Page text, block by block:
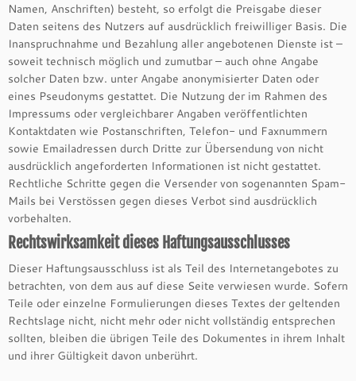
Namen, Anschriften) besteht, so erfolgt die Preisgabe dieser
Daten seitens des Nutzers auf ausdrücklich freiwilliger Basis. Die
Inanspruchnahme und Bezahlung aller angebotenen Dienste ist –
soweit technisch möglich und zumutbar – auch ohne Angabe
solcher Daten bzw. unter Angabe anonymisierter Daten oder
eines Pseudonyms gestattet. Die Nutzung der im Rahmen des
Impressums oder vergleichbarer Angaben veröffentlichten
Kontaktdaten wie Postanschriften, Telefon- und Faxnummern
sowie Emailadressen durch Dritte zur Übersendung von nicht
ausdrücklich angeforderten Informationen ist nicht gestattet.
Rechtliche Schritte gegen die Versender von sogenannten Spam-
Mails bei Verstössen gegen dieses Verbot sind ausdrücklich
vorbehalten.
Rechtswirksamkeit dieses Haftungsausschlusses
Dieser Haftungsausschluss ist als Teil des Internetangebotes zu
betrachten, von dem aus auf diese Seite verwiesen wurde. Sofern
Teile oder einzelne Formulierungen dieses Textes der geltenden
Rechtslage nicht, nicht mehr oder nicht vollständig entsprechen
sollten, bleiben die übrigen Teile des Dokumentes in ihrem Inhalt
und ihrer Gültigkeit davon unberührt.